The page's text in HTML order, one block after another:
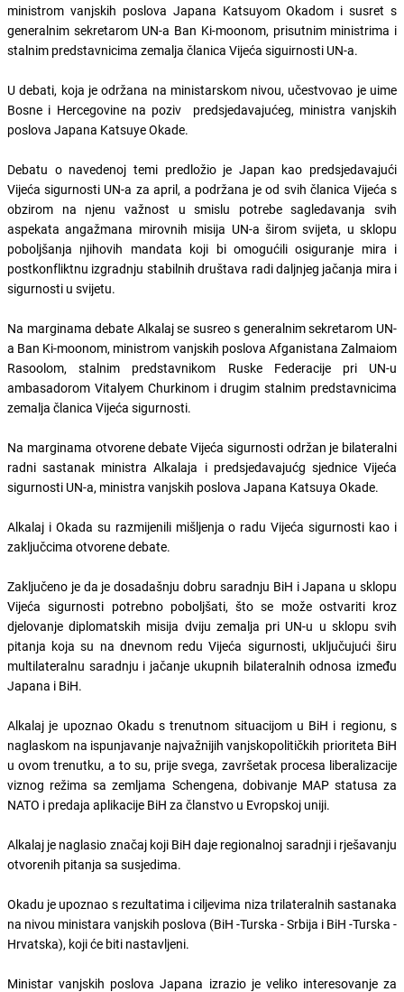
ministrom vanjskih poslova Japana Katsuyom Okadom i susret s
generalnim sekretarom UN-a Ban Ki-moonom, prisutnim ministrima i
stalnim predstavnicima zemalja članica Vijeća siguirnosti UN-a.
U debati, koja je održana na ministarskom nivou, učestvovao je uime
Bosne i Hercegovine na poziv predsjedavajućeg, ministra vanjskih
poslova Japana Katsuye Okade.
Debatu o navedenoj temi predložio je Japan kao predsjedavajući
Vijeća sigurnosti UN-a za april, a podržana je od svih članica Vijeća s
obzirom na njenu važnost u smislu potrebe sagledavanja svih
aspekata angažmana mirovnih misija UN-a širom svijeta, u sklopu
poboljšanja njihovih mandata koji bi omogućili osiguranje mira i
postkonfliktnu izgradnju stabilnih društava radi daljnjeg jačanja mira i
sigurnosti u svijetu.
Na marginama debate Alkalaj se susreo s generalnim sekretarom UN-
a Ban Ki-moonom, ministrom vanjskih poslova Afganistana Zalmaiom
Rasoolom, stalnim predstavnikom Ruske Federacije pri UN-u
ambasadorom Vitalyem Churkinom i drugim stalnim predstavnicima
zemalja članica Vijeća sigurnosti.
Na marginama otvorene debate Vijeća sigurnosti održan je bilateralni
radni sastanak ministra Alkalaja i predsjedavajućg sjednice Vijeća
sigurnosti UN-a, ministra vanjskih poslova Japana Katsuya Okade.
Alkalaj i Okada su razmijenili mišljenja o radu Vijeća sigurnosti kao i
zaključcima otvorene debate.
Zaključeno je da je dosadašnju dobru saradnju BiH i Japana u sklopu
Vijeća sigurnosti potrebno poboljšati, što se može ostvariti kroz
djelovanje diplomatskih misija dviju zemalja pri UN-u u sklopu svih
pitanja koja su na dnevnom redu Vijeća sigurnosti, uključujući širu
multilateralnu saradnju i jačanje ukupnih bilateralnih odnosa između
Japana i BiH.
Alkalaj je upoznao Okadu s trenutnom situacijom u BiH i regionu, s
naglaskom na ispunjavanje najvažnijih vanjskopolitičkih prioriteta BiH
u ovom trenutku, a to su, prije svega, završetak procesa liberalizacije
viznog režima sa zemljama Schengena, dobivanje MAP statusa za
NATO i predaja aplikacije BiH za članstvo u Evropskoj uniji.
Alkalaj je naglasio značaj koji BiH daje regionalnoj saradnji i rješavanju
otvorenih pitanja sa susjedima.
Okadu je upoznao s rezultatima i ciljevima niza trilateralnih sastanaka
na nivou ministara vanjskih poslova (BiH -Turska - Srbija i BiH -Turska -
Hrvatska), koji će biti nastavljeni.
Ministar vanjskih poslova Japana izrazio je veliko interesovanje za